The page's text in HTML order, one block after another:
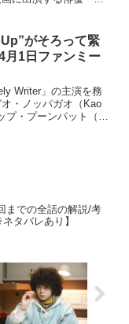
はグランドミュージ
がそろって緊
⽉1⽇ファンミー
Writer」の主演を務
・ノッパガオ（Kao
プ・プーンパット（Up
までの全話の解説/考
タバレあり】